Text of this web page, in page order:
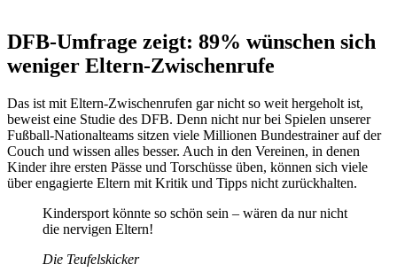
DFB-Umfrage zeigt: 89% wünschen sich
weniger Eltern-Zwischenrufe
Das ist mit Eltern-Zwischenrufen gar nicht so weit hergeholt ist,
beweist eine Studie des DFB. Denn nicht nur bei Spielen unserer
Fußball-Nationalteams sitzen viele Millionen Bundestrainer auf der
Couch und wissen alles besser. Auch in den Vereinen, in denen
Kinder ihre ersten Pässe und Torschüsse üben, können sich viele
über engagierte Eltern mit Kritik und Tipps nicht zurückhalten.
Kindersport könnte so schön sein – wären da nur nicht
die nervigen Eltern!
Die Teufelskicker